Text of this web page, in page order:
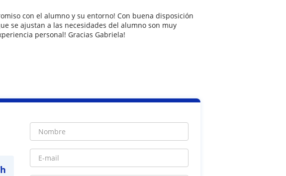
con el alumno y su entorno! Con buena disposición
se ajustan a las necesidades del alumno son muy
personal! Gracias Gabriela!